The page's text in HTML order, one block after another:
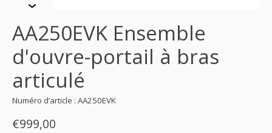
AA250EVK Ensemble
d'ouvre-portail à bras
articulé
Numéro d’article : AA250EVK
€999,00